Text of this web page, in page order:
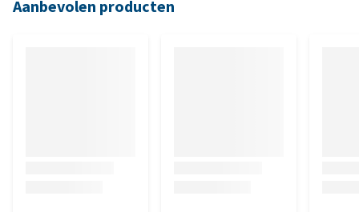
Aanbevolen producten